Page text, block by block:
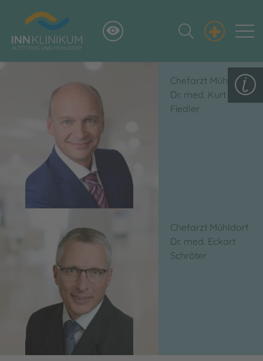
+
Chefarzt Mühldorf
Dr. med. Kurt
Fiedler
Chefarzt Mühldorf
Dr. med. Eckart
Schröter